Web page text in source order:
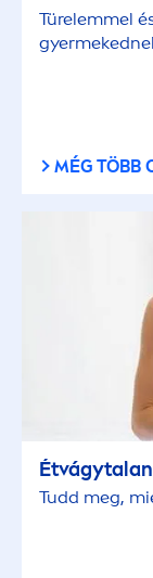
Türelemmel
MÉG TÖBB
Tudd meg,